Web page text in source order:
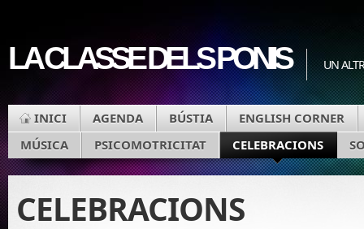
LA CLASSE DELS PONIS UN
INICI AGENDA BÚSTIA
ENGLISH CORNER
MÚSICA
PSICOMOTRICITAT CELEBRACIONS
CELEBRACIONS